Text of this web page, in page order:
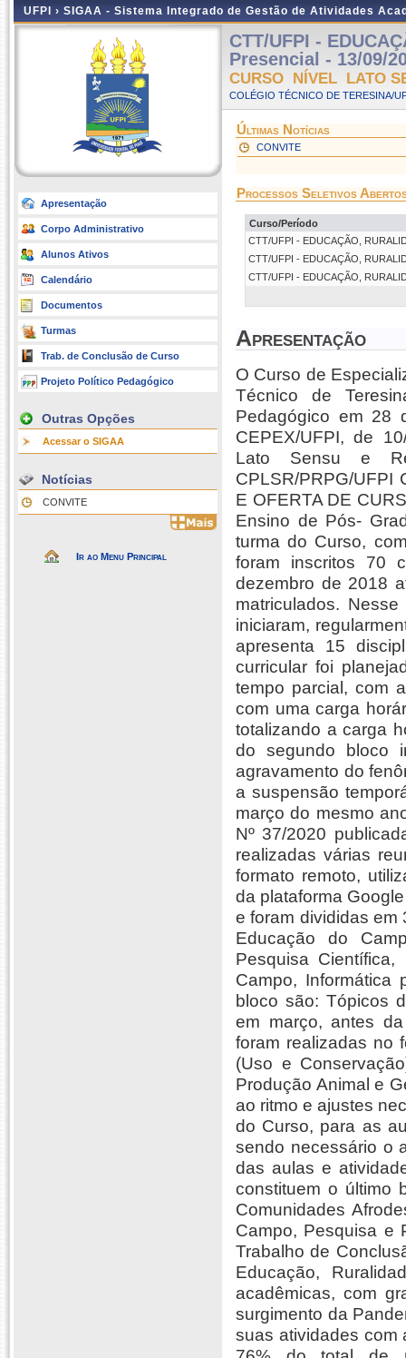
UFPI › SIGAA - Sistema Integrado de Gestão de Atividades
Apresentação
Corpo Administrativo
Alunos Ativos
Calendário
Documentos
Turmas
Trab. de Conclusão de Curso
Projeto Político Pedagógico
Outras Opções
Acessar o SIGAA
Notícias
CONVITE
Ir ao Menu Principal
CTT/UFPI -
Presencial - 13/09/
CURSO NÍVEL LATO
COLÉGIO TÉCNICO DE TERESINA/
Últimas Notícias
CONVITE
Processos Seletivos
Curso/Período
CTT/UFPI - EDUCAÇÃO,
CTT/UFPI - EDUCAÇÃO,
CTT/UFPI - EDUCAÇÃO,
Apresentação
O Curso de
Técnico de
Pedagógico em 28
CEPEX/UFPI, de
Lato Sensu e
CPLSR/PRPG/UFPI
E OFERTA DE
Ensino de Pós-
turma do Curso,
foram inscritos 70
dezembro de 2018
matriculados.
iniciaram,
apresenta 15
curricular foi
tempo parcial, com
com uma carga
totalizando a carga
do segundo bloco
agravamento do
a suspensão
março do mesmo
Nº 37/2020
realizadas várias
formato remoto,
da plataforma
e foram divididas em
Educação do
Pesquisa
Campo, Informática
bloco são: Tópicos
em março, antes
foram realizadas no
(Uso e
Produção Animal e
ao ritmo e ajustes
do Curso, para as
sendo necessário o
das aulas e
constituem o último
Comunidades
Campo, Pesquisa e
Trabalho de
Educação,
acadêmicas, com
surgimento da
suas atividades com